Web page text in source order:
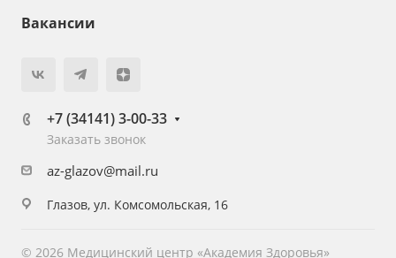
Вакансии
+7 (34141) 3-00-33
Заказать звонок
az-glazov@mail.ru
Глазов, ул. Комсомольская, 16
© 2026 Медицинский центр «Академия Здоровья»